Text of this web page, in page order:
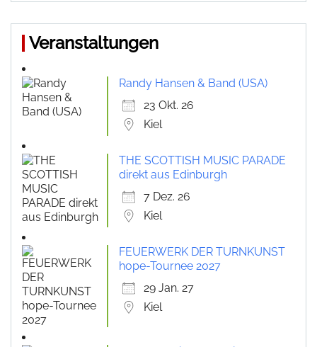
Veranstaltungen
Randy Hansen & Band (USA)
23 Okt. 26
Kiel
THE SCOTTISH MUSIC PARADE
direkt aus Edinburgh
7 Dez. 26
Kiel
FEUERWERK DER TURNKUNST
hope-Tournee 2027
29 Jan. 27
Kiel